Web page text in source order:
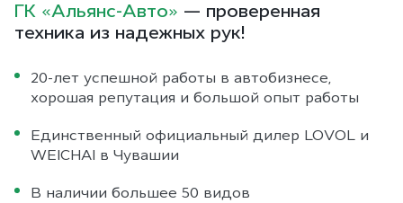
ГК «Альянс-Авто» — проверенная
техника из надежных рук!
20-лет успешной работы в автобизнесе,
хорошая репутация и большой опыт работы
Единственный официальный дилер LOVOL и
WEICHAI в Чувашии
В наличии большее 50 видов